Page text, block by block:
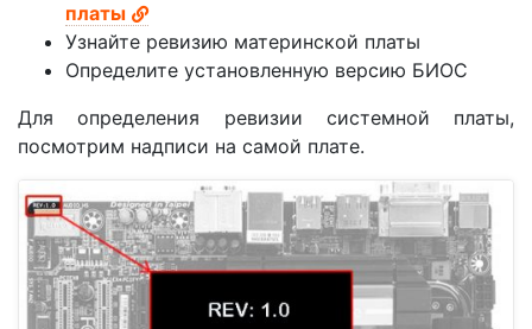
платы
Узнайте ревизию материнской платы
Определите установленную версию БИОС
Для определения ревизии системной платы,
посмотрим надписи на самой плате.